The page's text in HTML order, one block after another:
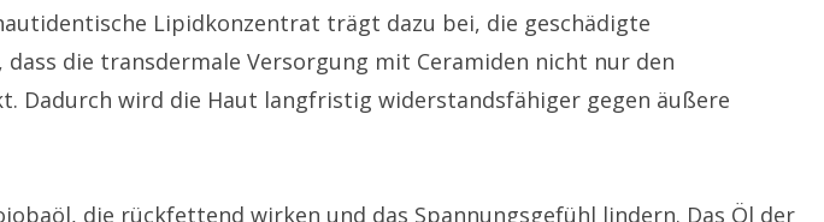
Lipidkonzentrat trägt dazu bei, die geschädigte
die transdermale Versorgung mit Ceramiden nicht nur den
Dadurch wird die Haut langfristig widerstandsfähiger gegen äußere
die rückfettend wirken und das Spannungsgefühl lindern. Das Öl der